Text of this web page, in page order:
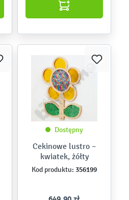
Dostępny
Cekinowe lustro –
kwiatek, żółty
Kod produktu: 356199